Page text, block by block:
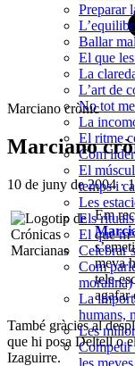
Preparar
Ballar
El que
La
L’art de
No tot
La
El ritme
Com
El
temps i
Les
Els
El que
Celebrar
Com
moralina)
La
humans,
Les
Competir
les
Marciano crònic
Marciano
10 de juny de 2004 ·
Em
meva
tele-
agafar
També gràcies al
que hi posa Deltell o
Izaguirre.